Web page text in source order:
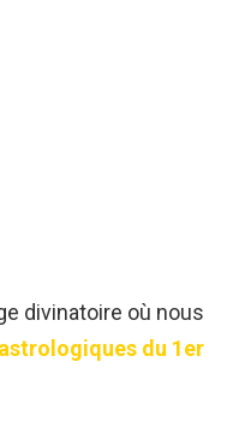
divinatoire où nous
du 1er